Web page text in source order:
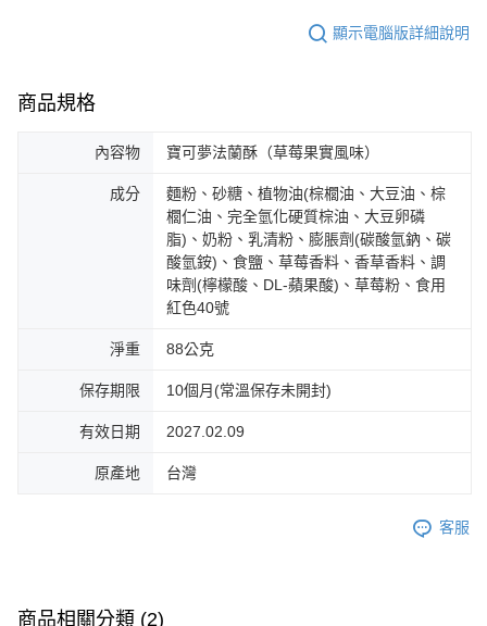
顯示電腦版詳細說明
商品規格
內容物 寶可夢法蘭酥（草莓果實風味）
成分
麵粉、砂糖、植物油(棕櫚油、大豆油、棕
櫚仁油、完全氫化硬質棕油、大豆卵磷
脂)、奶粉、乳清粉、膨脹劑(碳酸氫鈉、碳
酸氫銨)、食鹽、草莓香料、香草香料、調
味劑(檸檬酸、DL-蘋果酸)、草莓粉、食用
紅色40號
淨重 88公克
保存期限 10個月(常溫保存未開封)
有效日期 2027.02.09
原產地 台灣
客服
商品相關分類 (2)